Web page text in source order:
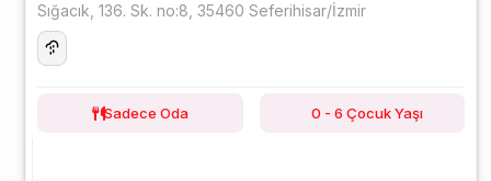
Sığacık, 136. Sk. no:8, 35460 Seferihisar/İzmir
Sadece Oda 0 - 6 Çocuk Yaşı